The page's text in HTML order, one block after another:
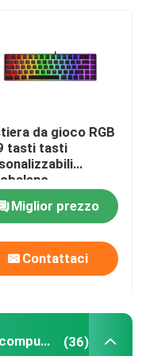
da gioco RGB
tasti tasti
USB
Play
Miglior prezzo
Contattaci
Cuffia avricolare metallica del computer (36)